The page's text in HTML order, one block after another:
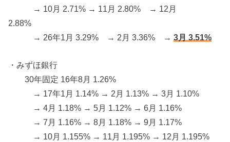
→ 10月 2.71% → 11月 2.80% → 12月
2.88%
→ 26年1月 3.29% → 2月 3.36% →3月 3.51%
・みずほ銀行
30年固定 16年8月 1.26%
→ 17年1月 1.14% → 2月 1.13% → 3月 1.10%
→ 4月 1.18% → 5月 1.12% → 6月 1.16%
→ 7月 1.16% → 8月 1.18% → 9月 1.17%
→ 10月 1.155% → 11月 1.195% → 12月 1.195%